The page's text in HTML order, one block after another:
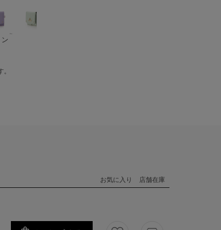
ン
お気に入り 店舗在庫